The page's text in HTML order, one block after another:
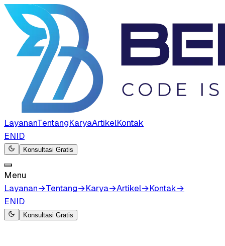
LayananTentangKaryaArtikelKontak
ENID
Konsultasi Gratis
Menu
Layanan→Tentang→Karya→Artikel→Kontak→
ENID
Konsultasi Gratis